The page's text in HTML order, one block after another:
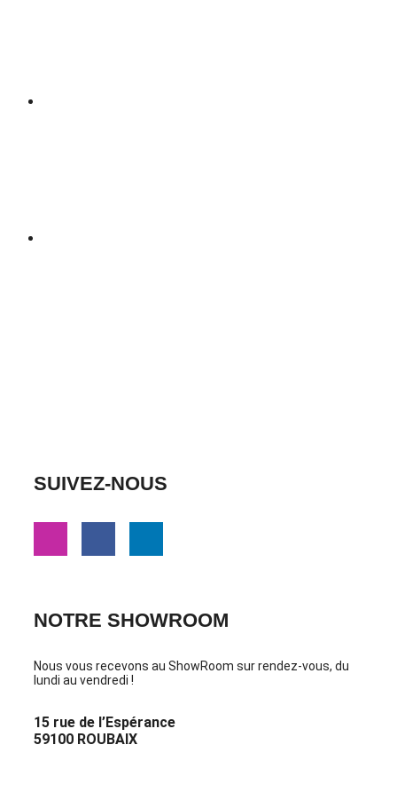
SUIVEZ-NOUS
NOTRE SHOWROOM
Nous vous recevons au ShowRoom sur rendez-vous, du
lundi au vendredi !
15 rue de l’Espérance
59100 ROUBAIX